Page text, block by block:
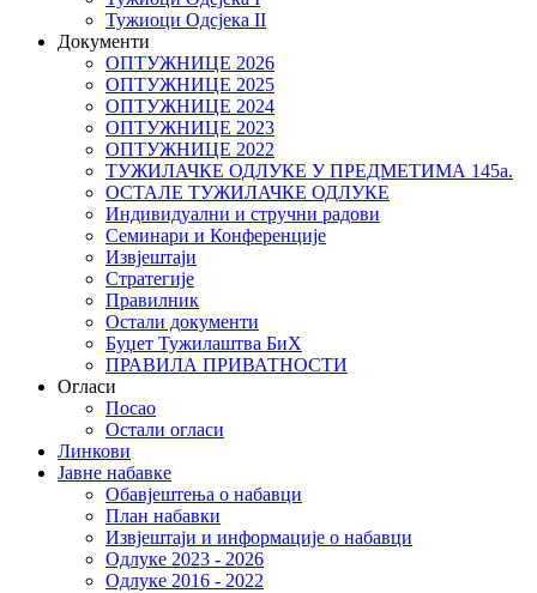
Тужиоци Oдсјекa II
Документи
ОПТУЖНИЦЕ 2026
ОПТУЖНИЦЕ 2025
ОПТУЖНИЦЕ 2024
ОПТУЖНИЦЕ 2023
ОПТУЖНИЦЕ 2022
ТУЖИЛАЧКЕ ОДЛУКЕ У ПРЕДМЕТИМА 145а.
ОСТАЛЕ ТУЖИЛАЧКЕ ОДЛУКЕ
Индивидуални и стручни радови
Семинари и Конференције
Извјештаји
Стратегије
Правилник
Остали документи
Буџет Тужилаштва БиХ
ПРАВИЛА ПРИВАТНОСТИ
Огласи
Посао
Остали огласи
Линкови
Јавне набавке
Обавјештења о набавци
План набавки
Извјештаји и информације о набавци
Одлуке 2023 - 2026
Одлуке 2016 - 2022